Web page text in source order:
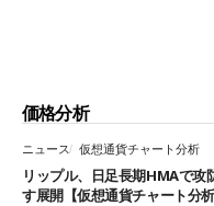
価格分析
ニュース 仮想通貨チャート分析
リップル、日足長期HMAで
す展開【仮想通貨チャート分